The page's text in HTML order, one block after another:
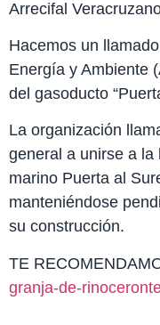
Arrecifal
Hacemos un
Energía y Ambiente
del gasoducto
La organización
general a unirse a
marino Puerta al
manteniéndose
su construcción.
TE
granja-de-